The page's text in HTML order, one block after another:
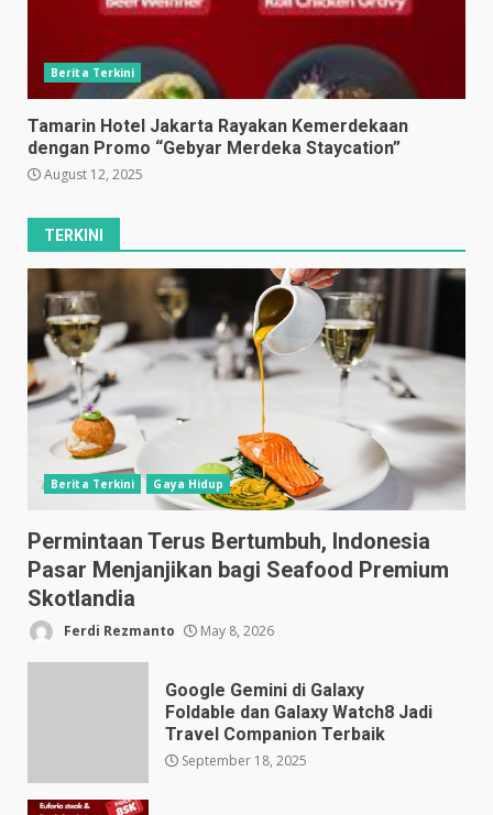
Berita Terkini
Tamarin Hotel Jakarta Rayakan Kemerdekaan
dengan Promo “Gebyar Merdeka Staycation”
August 12, 2025
TERKINI
Berita Terkini Gaya Hidup
Permintaan Terus Bertumbuh, Indonesia
Pasar Menjanjikan bagi Seafood Premium
Skotlandia
Ferdi Rezmanto May 8, 2026
Google Gemini di Galaxy
Foldable dan Galaxy Watch8 Jadi
Travel Companion Terbaik
September 18, 2025